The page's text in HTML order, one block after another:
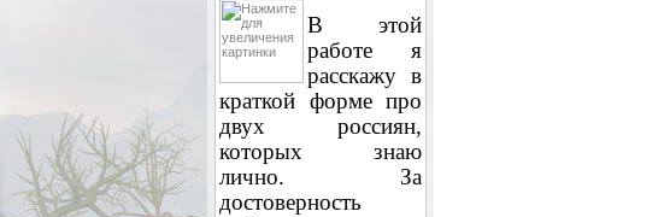
В этой
работе я
расскажу в
краткой форме про
двух россиян,
которых знаю
лично. За
достоверность